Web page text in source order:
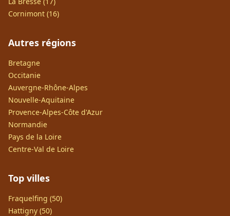
Cornimont (16)
Autres régions
Bretagne
Occitanie
Auvergne-Rhône-Alpes
Nouvelle-Aquitaine
Provence-Alpes-Côte d'Azur
Normandie
Pays de la Loire
Centre-Val de Loire
Top villes
Fraquelfing (50)
Hattigny (50)